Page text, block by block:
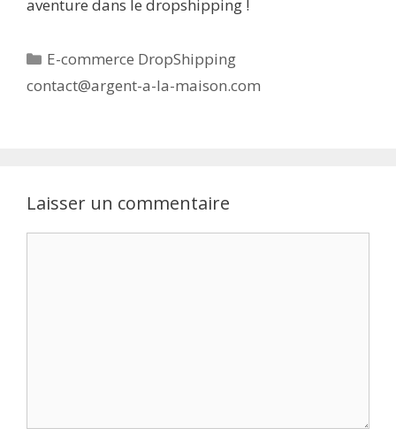
aventure dans le dropshipping !
Catégories
E-commerce DropShipping
contact@argent-a-la-maison.com
Laisser un commentaire